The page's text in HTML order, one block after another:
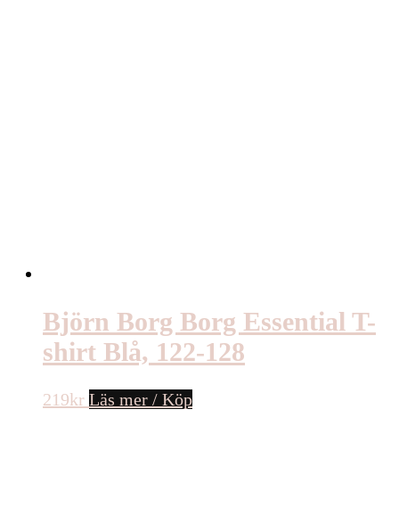
Björn Borg Borg Essential T-
shirt Blå, 122-128
219kr Läs mer / Köp